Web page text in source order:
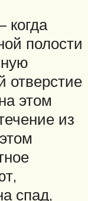
когда
полости
отверстие
этом
из
спад,